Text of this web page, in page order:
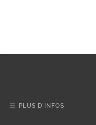
PLUS D’INFOS